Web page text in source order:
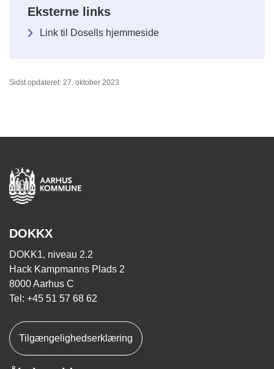
Eksterne links
Link til Dosells hjemmeside
Sidst opdateret: 27. oktober 2023
DOKKX
DOKK1, niveau 2.2
Hack Kampmanns Plads 2
8000 Aarhus C
Tel: +45 51 57 68 62
Tilgængelighedserklæring